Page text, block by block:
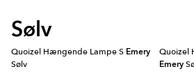
Sølv
Quoizel Hængende Lampe S Emery
Sølv
Quoizel
Emery